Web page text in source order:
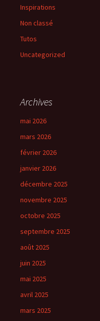
Inspirations
Non classé
Tutos
Uncategorized
Archives
mai 2026
mars 2026
février 2026
janvier 2026
décembre 2025
novembre 2025
octobre 2025
septembre 2025
août 2025
juin 2025
mai 2025
avril 2025
mars 2025